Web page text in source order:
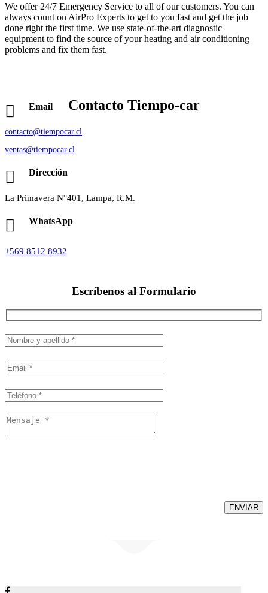
We offer 24/7 Emergency Service to all of our customers. You can
always count on AirPro Experts to get to you fast and get the job
done right the first time. We use state-of-the-art diagnostic
equipment to find the source of your heating and air conditioning
problems and fix them fast.
Contacto Tiempo-car
Email
contacto@tiempocar.cl
ventas@tiempocar.cl
Dirección
La Primavera N°401, Lampa, R.M.
WhatsApp
+569 8512 8932
Escríbenos al Formulario